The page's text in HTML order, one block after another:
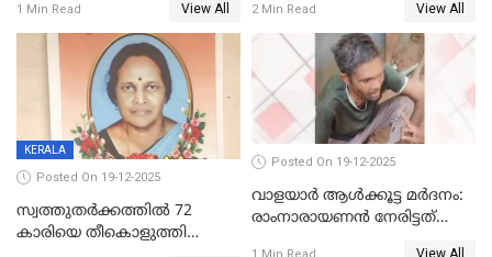
1 Min Read View All
അംഗ സംഘമെന്ന് വിവരം
2 Min Read View All
KERALA
Posted On 19-12-2025
സ്വത്തുതര്‍ക്കത്തില്‍ 72
കാരിയെ തീകൊളുത്തി
Posted On 19-12-2025
വാളയാർ ആൾക്കൂട്ട മർദനം:
രാംനാരായണൻ നേരിട്ടത്
1 Min Read View All